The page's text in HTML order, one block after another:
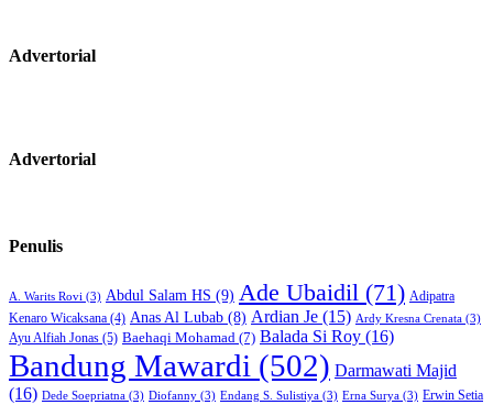
Advertorial
Advertorial
Penulis
A. Warits Rovi (3) Abdul Salam HS (9) Ade Ubaidil (71) Adipatra
Kenaro Wicaksana (4) Anas Al Lubab (8) Ardian Je (15) Ardy Kresna Crenata (3)
Ayu Alfiah Jonas (5) Baehaqi Mohamad (7) Balada Si Roy (16)
Bandung Mawardi (502) Darmawati Majid
(16) Dede Soepriatna (3) Diofanny (3) Endang S. Sulistiya (3) Erna Surya (3) Erwin Setia